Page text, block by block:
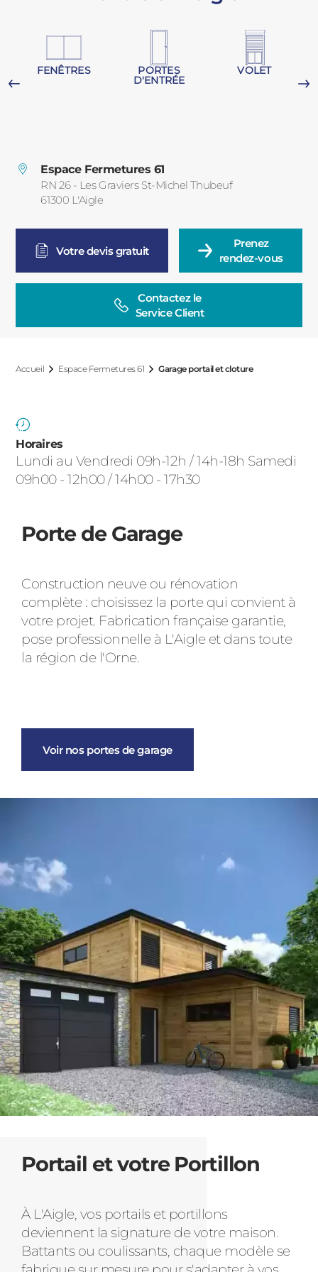
FENÊTRES PORTES
D'ENTRÉE
VOLET
Espace Fermetures 61
RN 26 - Les Graviers St-Michel Thubeuf
61300 L'Aigle
Votre devis gratuit
Prenez
rendez-vous
Contactez le
Service Client
Accueil Espace Fermetures 61 Garage portail et cloture
Horaires
Lundi au Vendredi 09h-12h / 14h-18h Samedi
09h00 - 12h00 / 14h00 - 17h30
Porte de Garage
Construction neuve ou rénovation
complète : choisissez la porte qui convient à
votre projet. Fabrication française garantie,
pose professionnelle à L'Aigle et dans toute
la région de l'Orne.
Voir nos portes de garage
Portail et votre Portillon
À L'Aigle, vos portails et portillons
deviennent la signature de votre maison.
Battants ou coulissants, chaque modèle se
PVC
ACIER